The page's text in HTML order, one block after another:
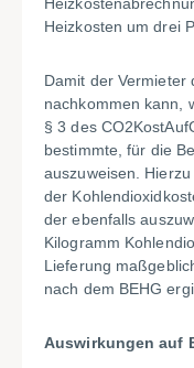
Heizkosten um drei
Damit der Vermieter
nachkommen kann,
§ 3 des
bestimmte, für die
auszuweisen.
der
der ebenfalls
Kilogramm
Lieferung
nach dem BEHG
Auswirkungen auf